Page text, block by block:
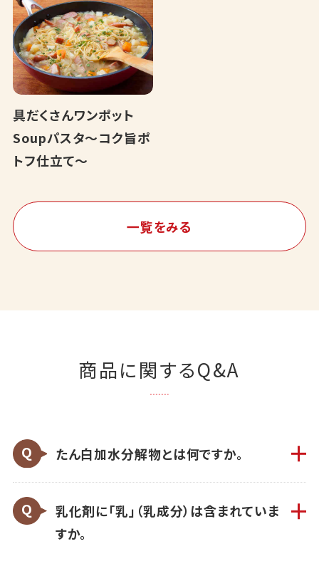
具だくさんワンポット
Soupパスタ～コク旨ポ
トフ仕立て～
一覧をみる
商品に関するQ&A
たん白加水分解物とは何ですか。
乳化剤に「乳」（乳成分）は含まれていま
すか。